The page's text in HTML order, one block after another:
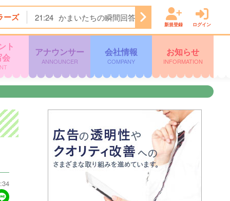
ーズ 21:24 かまいたちの瞬間回答！★今夜は…焼肉きんぐ
新規登録 ログイン
ト
アナウンサー
ANNOUNCER
会社情報
COMPANY
お知らせ
INFORMATION